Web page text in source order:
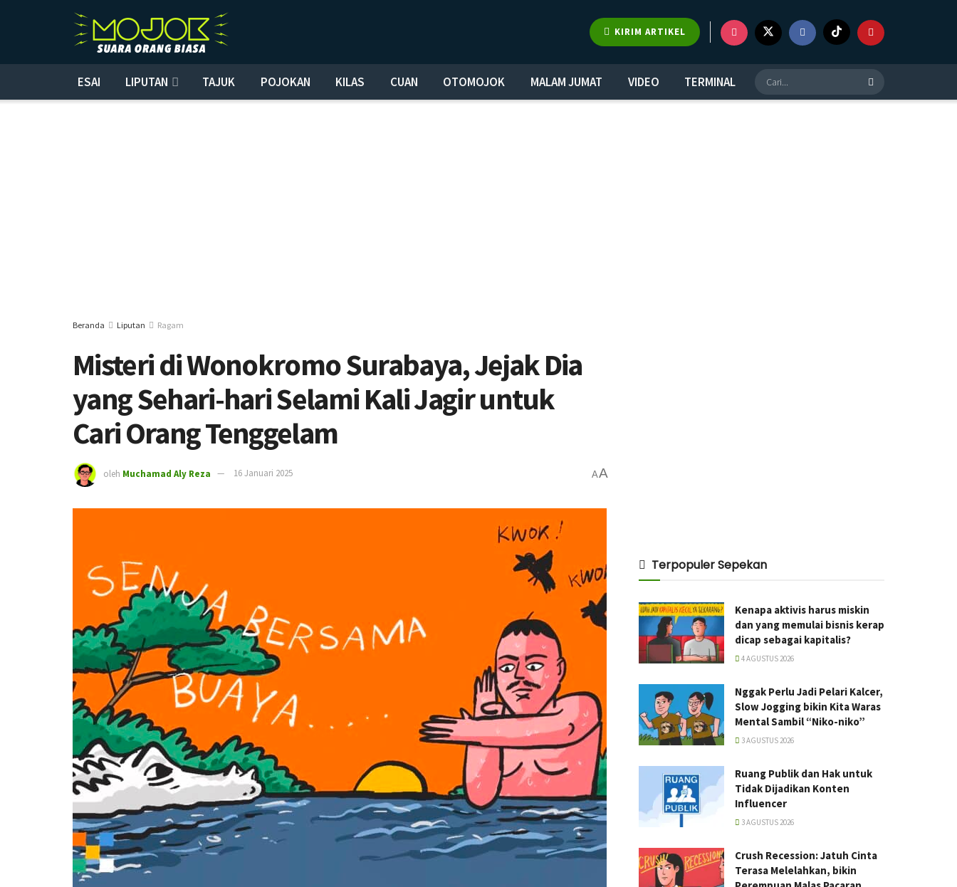
KIRIM ARTIKEL
ESAI LIPUTAN TAJUK POJOKAN KILAS CUAN OTOMOJOK MALAM JUMAT VIDEO TERMINAL
Beranda Liputan Ragam
Misteri di Wonokromo Surabaya, Jejak Dia
yang Sehari-hari Selami Kali Jagir untuk
Cari Orang Tenggelam
oleh Muchamad Aly Reza 16 Januari 2025 AA
Terpopuler Sepekan
Kenapa aktivis harus miskin
dan yang memulai bisnis kerap
dicap sebagai kapitalis?
4 AGUSTUS 2026
Nggak Perlu Jadi Pelari Kalcer,
Slow Jogging bikin Kita Waras
Mental Sambil “Niko-niko”
3 AGUSTUS 2026
Ruang Publik dan Hak untuk
Tidak Dijadikan Konten
Influencer
3 AGUSTUS 2026
Crush Recession: Jatuh Cinta
Terasa Melelahkan, bikin